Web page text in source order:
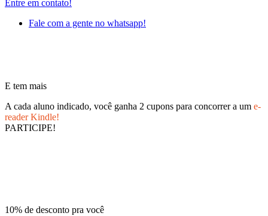
Entre em contato!
Fale com a gente no whatsapp!
E tem mais
A cada aluno indicado, você ganha 2 cupons para concorrer a um e-
reader Kindle!
PARTICIPE!
10% de desconto pra você